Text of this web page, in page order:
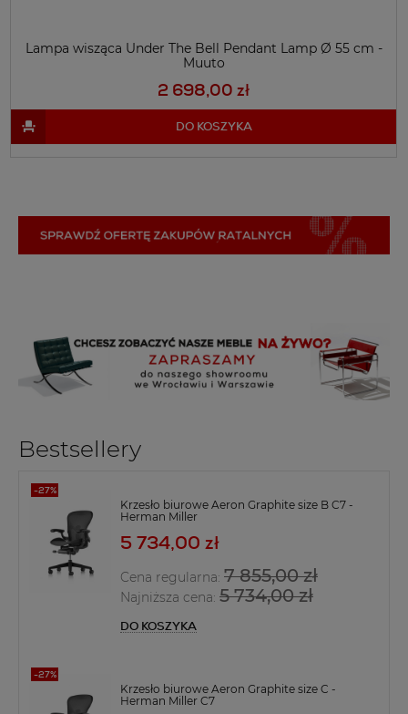
Lampa wisząca Under The Bell Pendant Lamp Ø 55 cm -
Muuto
2 698,00 zł
DO KOSZYKA
Bestsellery
Krzesło biurowe Aeron Graphite size B C7 -
Herman Miller
5 734,00 zł
Cena regularna: 7 855,00 zł
Najniższa cena: 5 734,00 zł
DO KOSZYKA
Krzesło biurowe Aeron Graphite size C -
Herman Miller C7